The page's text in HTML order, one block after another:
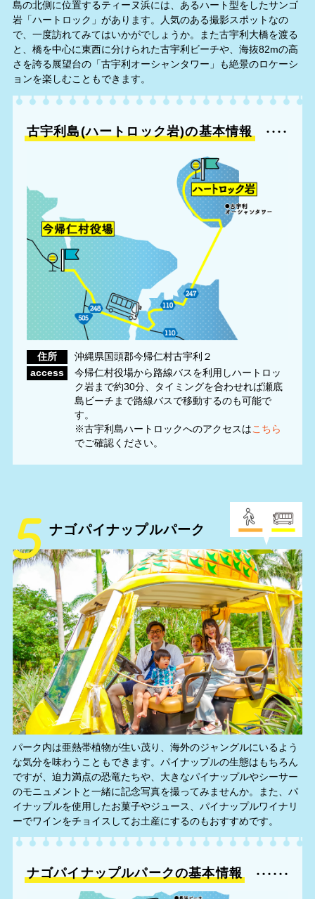
島の北側に位置するティーヌ浜には、あるハート型をしたサンゴ
岩「ハートロック」があります。人気のある撮影スポットなの
で、一度訪れてみてはいかがでしょうか。また古宇利大橋を渡る
と、橋を中心に東西に分けられた古宇利ビーチや、海抜82mの高
さを誇る展望台の「古宇利オーシャンタワー」も絶景のロケーシ
ョンを楽しむこともできます。
古宇利島(ハートロック岩)の基本情報
住所
沖縄県国頭郡今帰仁村古宇利２
access
今帰仁村役場から路線バスを利用しハートロッ
ク岩まで約30分、タイミングを合わせれば瀬底
島ビーチまで路線バスで移動するのも可能で
す。
※古宇利島ハートロックへのアクセスは こちら
でご確認ください。
ナゴパイナップルパーク
パーク内は亜熱帯植物が生い茂り、海外のジャングルにいるよう
な気分を味わうこともできます。パイナップルの生態はもちろん
ですが、迫力満点の恐竜たちや、大きなパイナップルやシーサー
のモニュメントと一緒に記念写真を撮ってみませんか。また、パ
イナップルを使用したお菓子やジュース、パイナップルワイナリ
ーでワインをチョイスしてお土産にするのもおすすめです。
ナゴパイナップルパークの基本情報